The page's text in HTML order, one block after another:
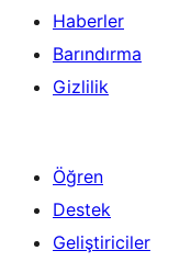
Haberler
Barındırma
Gizlilik
Öğren
Destek
Geliştiriciler